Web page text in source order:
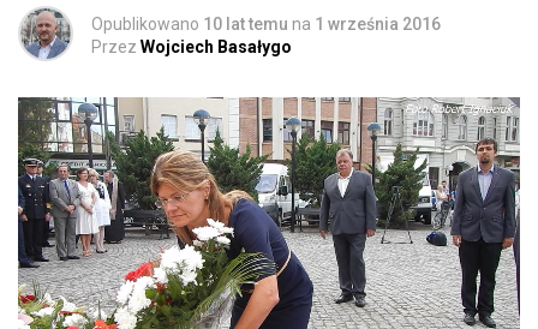
Opublikowano 10 lat temu na 1 września 2016
Przez Wojciech Basałygo